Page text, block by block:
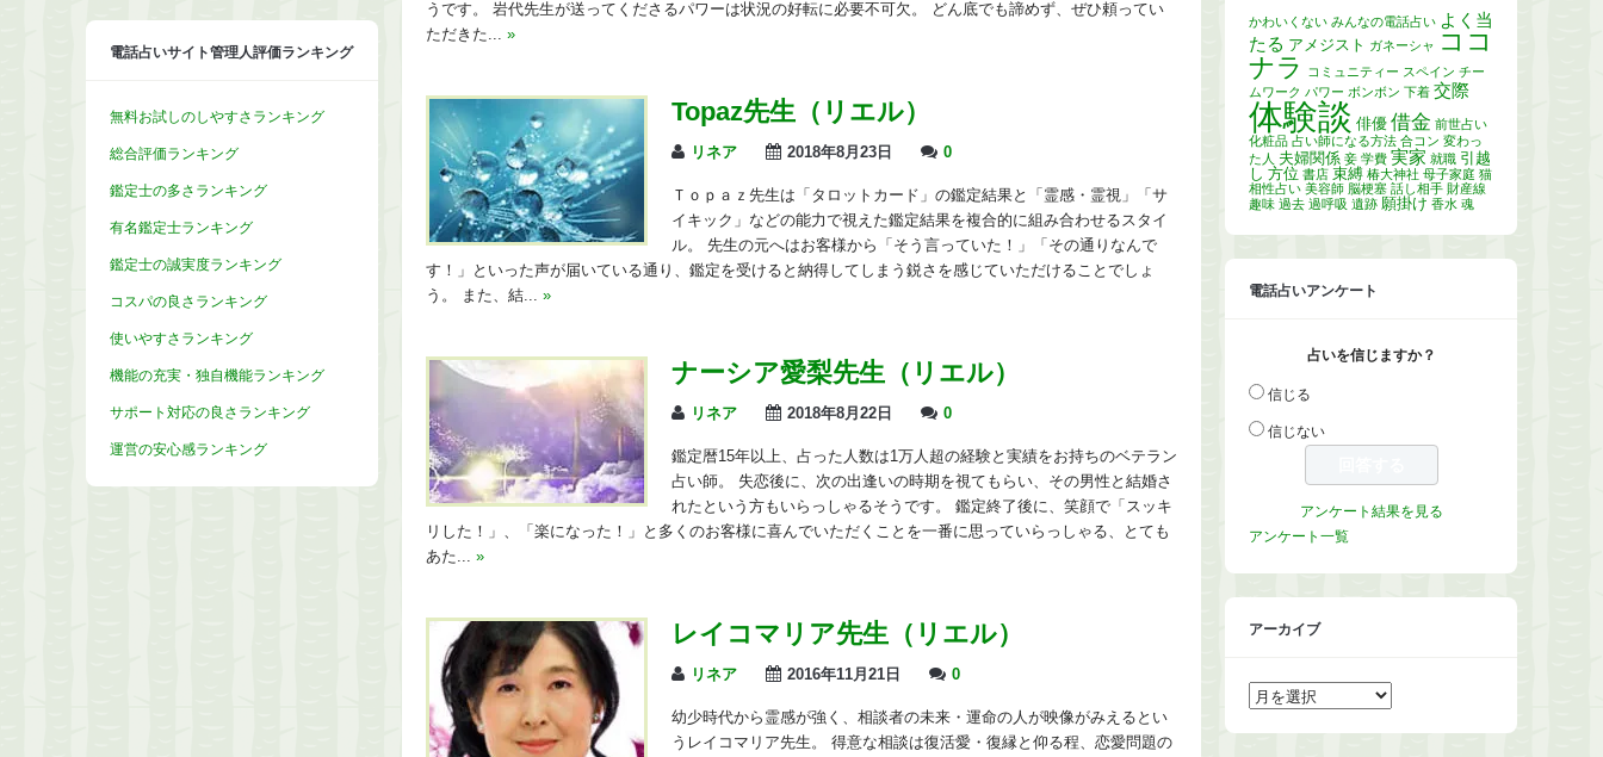
うです。 岩代先生が送ってくださるパワーは状況の好転に必要不可欠。 どん底でも諦めず、ぜひ頼ってい
ただきた... »
Topaz先生（リエル）
リネア 2018年8月23日 0
Ｔｏｐａｚ先生は「タロットカード」の鑑定結果と「霊感・霊視」「サ
イキック」などの能力で視えた鑑定結果を複合的に組み合わせるスタイ
ル。 先生の元へはお客様から「そう言っていた！」「その通りなんで
す！」といった声が届いている通り、鑑定を受けると納得してしまう鋭さを感じていただけることでしょ
う。 また、結... »
ナーシア愛梨先生（リエル）
リネア 2018年8月22日 0
鑑定暦15年以上、占った人数は1万人超の経験と実績をお持ちのベテラン
占い師。 失恋後に、次の出逢いの時期を視てもらい、その男性と結婚さ
れたという方もいらっしゃるそうです。 鑑定終了後に、笑顔で「スッキ
リした！」、「楽になった！」と多くのお客様に喜んでいただくことを一番に思っていらっしゃる、とても
あた... »
レイコマリア先生（リエル）
リネア 2016年11月21日 0
幼少時代から霊感が強く、相談者の未来・運命の人が映像がみえるとい
うレイコマリア先生。 得意な相談は復活愛・復縁と仰る程、恋愛問題の
電話占いサイト管理人評価ランキング
無料お試しのしやすさランキング
総合評価ランキング
鑑定士の多さランキング
有名鑑定士ランキング
鑑定士の誠実度ランキング
コスパの良さランキング
使いやすさランキング
機能の充実・独自機能ランキング
サポート対応の良さランキング
運営の安心感ランキング
かわいくない みんなの電話占い よく当
たる アメジスト ガネーシャ
ココ
ナラ
コミュニティー スペイン チー
ムワーク パワー ボンボン 下着 交際
体験談 俳優 借金 前世占い
化粧品 占い師になる方法 合コン 変わっ
た人 夫婦関係 妾 学費 実家 就職 引越
し 方位 書店 束縛 椿大神社 母子家庭 猫
相性占い 美容師 脳梗塞 話し相手 財産線
趣味 過去 過呼吸 遺跡 願掛け 香水 魂
電話占いアンケート
占いを信じますか？
信じる
信じない
アンケート結果を見る
アンケート一覧
アーカイブ
ア
ー
イ